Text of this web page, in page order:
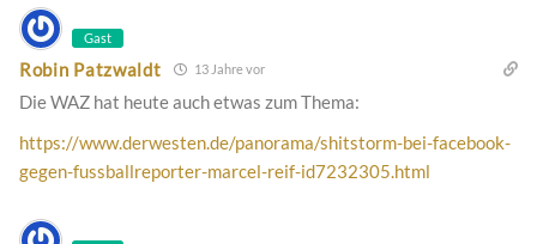
Gast
Robin Patzwaldt 13 Jahre vor
Die WAZ hat heute auch etwas zum Thema:
https://www.derwesten.de/panorama/shitstorm-bei-facebook-
gegen-fussballreporter-marcel-reif-id7232305.html